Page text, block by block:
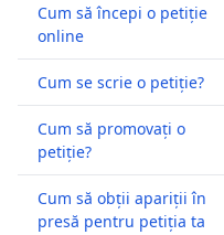
Cum să începi o petiție
online
Cum se scrie o petiție?
Cum să promovați o
petiție?
Cum să obții apariții în
presă pentru petiția ta